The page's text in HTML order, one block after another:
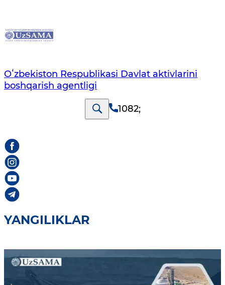
Oʻzbekiston Respublikasi Davlat aktivlarini
boshqarish agentligi
1082;
YANGILIKLAR